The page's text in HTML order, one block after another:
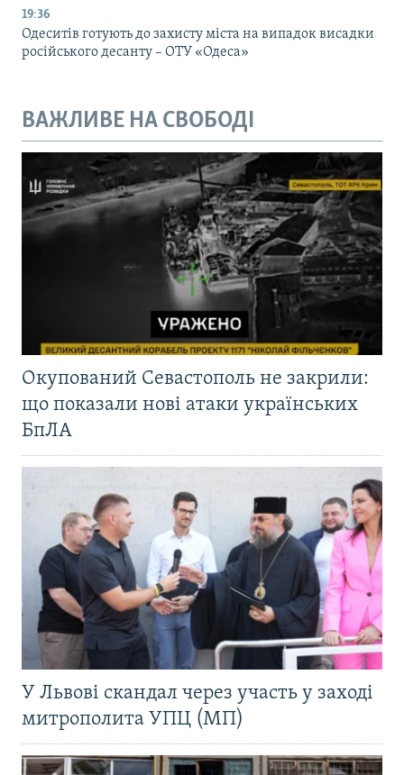
19:36
Одеситів готують до захисту міста на випадок висадки
російського десанту – ОТУ «Одеса»
ВАЖЛИВЕ НА СВОБОДІ
Окупований Севастополь не закрили:
що показали нові атаки українських
БпЛА
У Львові скандал через участь у заході
митрополита УПЦ (МП)